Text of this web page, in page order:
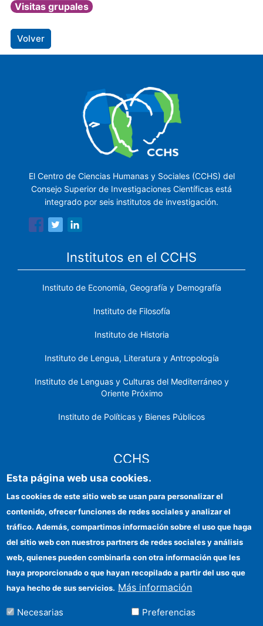
Visitas grupales
Volver
El Centro de Ciencias Humanas y Sociales (CCHS) del
Consejo Superior de Investigaciones Científicas está
integrado por seis institutos de investigación.
Institutos en el CCHS
Instituto de Economía, Geografía y Demografía
Instituto de Filosofía
Instituto de Historia
Instituto de Lengua, Literatura y Antropología
Instituto de Lenguas y Culturas del Mediterráneo y
Oriente Próximo
Instituto de Políticas y Bienes Públicos
CCHS
Identidad institucional
Ayudas FEDER
Organismos financiadores
Contacto
Esta página web usa cookies.
Las cookies de este sitio web se usan para personalizar el
contenido, ofrecer funciones de redes sociales y analizar el
tráfico. Además, compartimos información sobre el uso que haga
del sitio web con nuestros partners de redes sociales y análisis
web, quienes pueden combinarla con otra información que les
haya proporcionado o que hayan recopilado a partir del uso que
haya hecho de sus servicios. Más información
Necesarias Preferencias